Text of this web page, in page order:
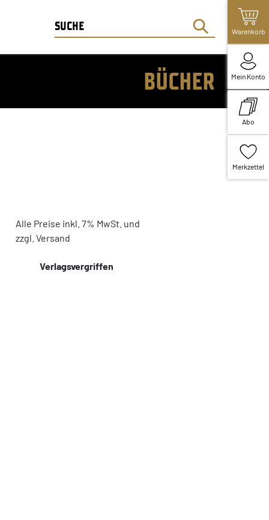
Warenkorb
Mein Konto
Abo
Merkzettel
BÜCHER
Alle Preise inkl. 7% MwSt. und
zzgl. Versand
Verlagsvergriffen